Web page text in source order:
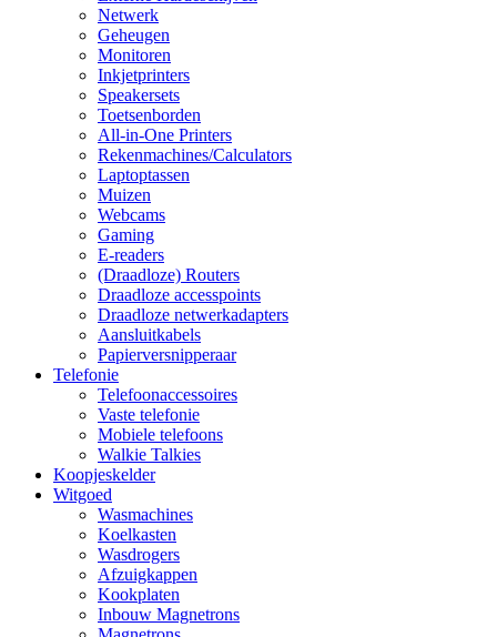
Netwerk
Geheugen
Monitoren
Inkjetprinters
Speakersets
Toetsenborden
All-in-One Printers
Rekenmachines/Calculators
Laptoptassen
Muizen
Webcams
Gaming
E-readers
(Draadloze) Routers
Draadloze accesspoints
Draadloze netwerkadapters
Aansluitkabels
Papierversnipperaar
Telefonie
Telefoonaccessoires
Vaste telefonie
Mobiele telefoons
Walkie Talkies
Koopjeskelder
Witgoed
Wasmachines
Koelkasten
Wasdrogers
Afzuigkappen
Kookplaten
Inbouw Magnetrons